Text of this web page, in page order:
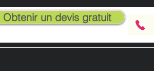
Obtenir un devis gratuit